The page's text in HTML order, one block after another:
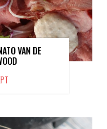
VAN DE